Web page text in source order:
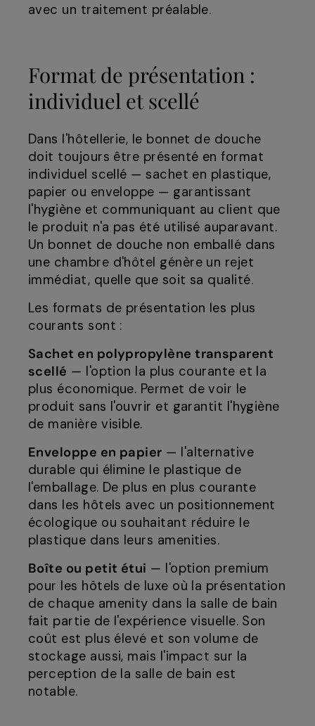
avec un traitement préalable.
Format de présentation :
individuel et scellé
Dans l'hôtellerie, le bonnet de douche
doit toujours être présenté en format
individuel scellé — sachet en plastique,
papier ou enveloppe — garantissant
l'hygiène et communiquant au client que
le produit n'a pas été utilisé auparavant.
Un bonnet de douche non emballé dans
une chambre d'hôtel génère un rejet
immédiat, quelle que soit sa qualité.
Les formats de présentation les plus
courants sont :
Sachet en polypropylène transparent
scellé — l'option la plus courante et la
plus économique. Permet de voir le
produit sans l'ouvrir et garantit l'hygiène
de manière visible.
Enveloppe en papier — l'alternative
durable qui élimine le plastique de
l'emballage. De plus en plus courante
dans les hôtels avec un positionnement
écologique ou souhaitant réduire le
plastique dans leurs amenities.
Boîte ou petit étui — l'option premium
pour les hôtels de luxe où la présentation
de chaque amenity dans la salle de bain
fait partie de l'expérience visuelle. Son
coût est plus élevé et son volume de
stockage aussi, mais l'impact sur la
perception de la salle de bain est
notable.